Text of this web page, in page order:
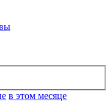
в этом месяце